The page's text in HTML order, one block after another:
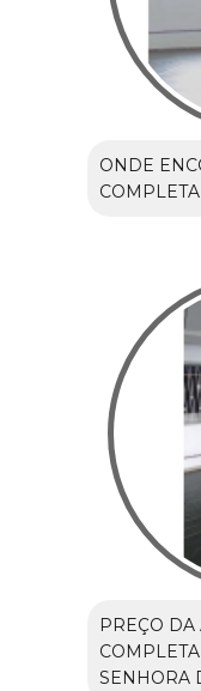
ONDE
PREÇO
SENHORA